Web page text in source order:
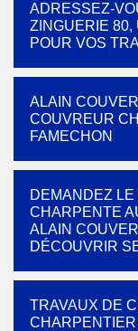
ADRESSEZ-
ZINGUERIE
POUR VOS
ALAIN
COUVREUR
FAMECHON
DEMANDEZ
CHARPENTE
ALAIN
DÉCOUVRIR
TRAVAUX DE